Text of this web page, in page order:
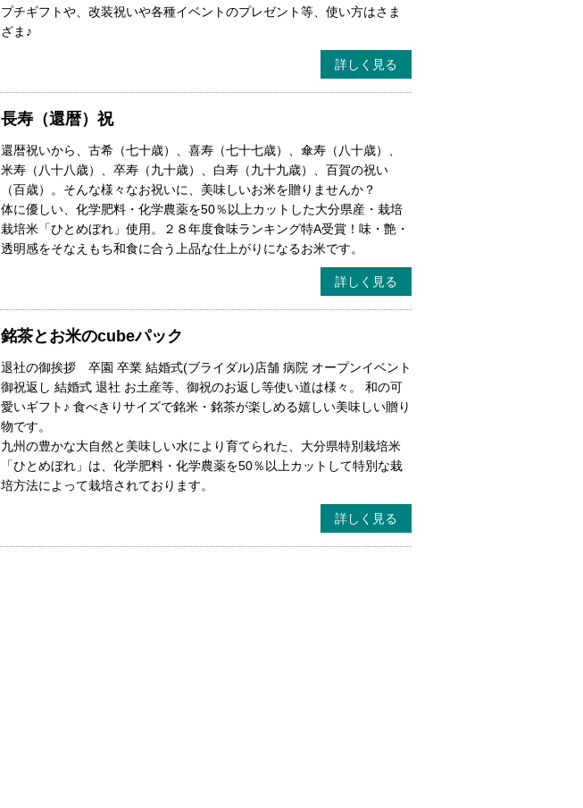
プチギフトや、改装祝いや各種イベントのプレゼント等、使い方はさま
ざま♪
詳しく見る
長寿（還暦）祝
還暦祝いから、古希（七十歳）、喜寿（七十七歳）、傘寿（八十歳）、
米寿（八十八歳）、卒寿（九十歳）、白寿（九十九歳）、百賀の祝い
（百歳）。そんな様々なお祝いに、美味しいお米を贈りませんか？
体に優しい、化学肥料・化学農薬を50％以上カットした大分県産・栽培
栽培米「ひとめぼれ」使用。２８年度食味ランキング特A受賞！味・艶・
透明感をそなえもち和食に合う上品な仕上がりになるお米です。
詳しく見る
銘茶とお米のcubeパック
退社の御挨拶 卒園 卒業 結婚式(ブライダル)店舗 病院 オープンイベント
御祝返し 結婚式 退社 お土産等、御祝のお返し等使い道は様々。 和の可
愛いギフト♪ 食べきりサイズで銘米・銘茶が楽しめる嬉しい美味しい贈り
物です。
九州の豊かな大自然と美味しい水により育てられた、大分県特別栽培米
「ひとめぼれ」は、化学肥料・化学農薬を50％以上カットして特別な栽
培方法によって栽培されております。
詳しく見る